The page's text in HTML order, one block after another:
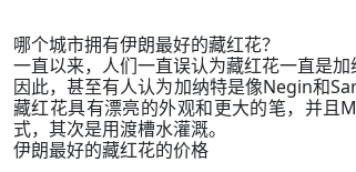
哪个城市拥有伊朗最好的藏红花？
一直以来，人们一直误认为藏红花一直是加
因此，甚至有人认为加纳特是像Negin和
藏红花具有漂亮的外观和更大的笔，并且
式，其次是用渡槽水灌溉。
伊朗最好的藏红花的价格